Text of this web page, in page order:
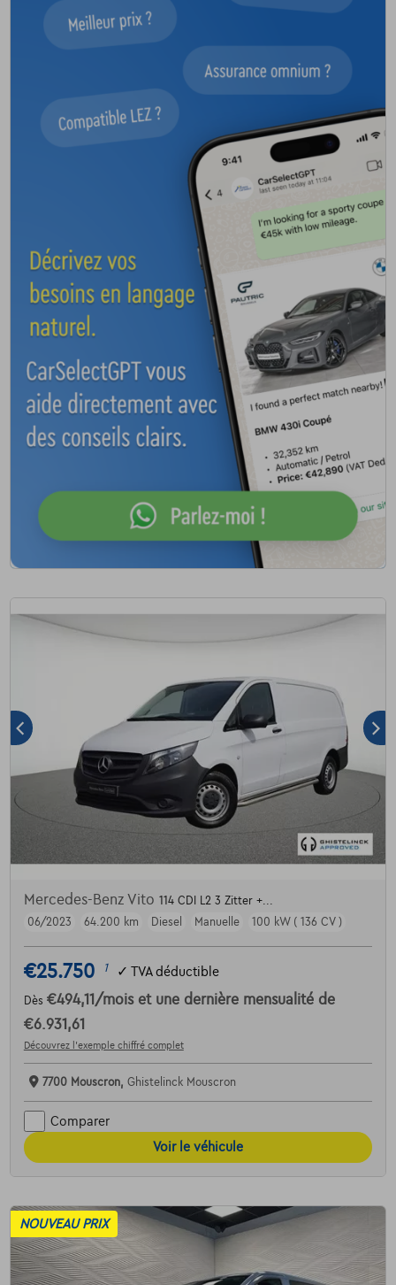
Mercedes-Benz Vito 114 CDI L2 3 Zitter +...
06/2023
64.200 km Diesel Manuelle 100 kW ( 136 CV )
€25.750 1 ✓ TVA déductible
Dès €494,11 /mois et une dernière mensualité de
€6.931,61
Découvrez l’exemple chiffré complet
7700 Mouscron, Ghistelinck Mouscron
Comparer
Voir le véhicule
NOUVEAU PRIX